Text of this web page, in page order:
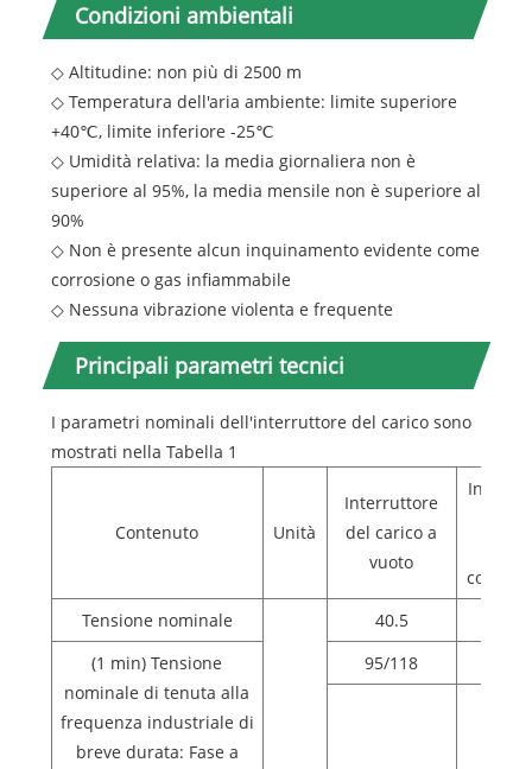
Condizioni ambientali
◇ Altitudine: non più di 2500 m
◇ Temperatura dell'aria ambiente: limite superiore
+40℃, limite inferiore -25℃
◇ Umidità relativa: la media giornaliera non è
superiore al 95%, la media mensile non è superiore al
90%
◇ Non è presente alcun inquinamento evidente come
corrosione o gas infiammabile
◇ Nessuna vibrazione violenta e frequente
Principali parametri tecnici
I parametri nominali dell'interruttore del carico sono
mostrati nella Tabella 1
Contenuto Unità
Interruttore
del carico a
vuoto
Tensione nominale
40.5
(1 min) Tensione
nominale di tenuta alla
frequenza industriale di
breve durata: Fase a
95/118